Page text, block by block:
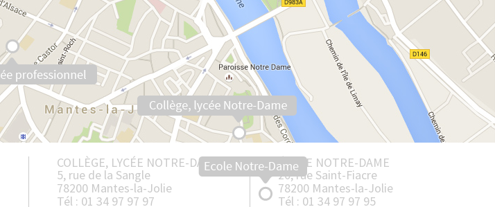
Collège Saint-Louis - Bonnières
Lycée Notre-Dame - Mantes
Lycée Professionnel - Mantes
COLLÈGE, LYCÉE NOTRE-DAME
5, rue de la Sangle
78200 Mantes-la-Jolie
Tél : 01 34 97 97 97
ÉCOLE NOTRE-DAME
20, rue Saint-Fiacre
78200 Mantes-la-Jolie
Tél : 01 34 97 97 95